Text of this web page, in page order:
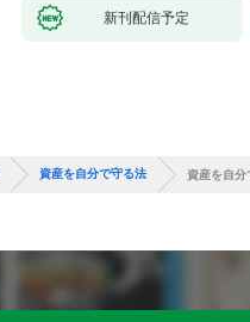
新刊配信予定
資産を自分で守る法 資産を自分